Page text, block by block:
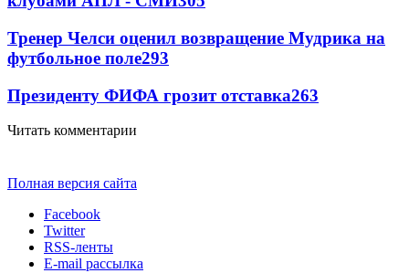
Тренер Челси оценил возвращение Мудрика на
футбольное поле293
Президенту ФИФА грозит отставка263
Читать комментарии
Полная версия сайта
Facebook
Twitter
RSS-ленты
E-mail рассылка